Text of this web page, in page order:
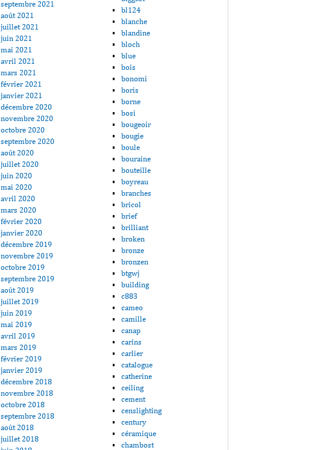
septembre 2021
août 2021
juillet 2021
juin 2021
mai 2021
avril 2021
mars 2021
février 2021
janvier 2021
décembre 2020
novembre 2020
octobre 2020
septembre 2020
août 2020
juillet 2020
juin 2020
mai 2020
avril 2020
mars 2020
février 2020
janvier 2020
décembre 2019
novembre 2019
octobre 2019
septembre 2019
août 2019
juillet 2019
juin 2019
mai 2019
avril 2019
mars 2019
février 2019
janvier 2019
décembre 2018
novembre 2018
octobre 2018
septembre 2018
août 2018
juillet 2018
bl124
blanche
blandine
bloch
blue
bois
bonomi
boris
borne
bosi
bougeoir
bougie
boule
bouraine
bouteille
boyreau
branches
bricol
brief
brilliant
broken
bronze
bronzen
btgwj
building
c883
cameo
camille
canap
carins
carlier
catalogue
catherine
ceiling
cement
censlighting
century
céramique
chambost